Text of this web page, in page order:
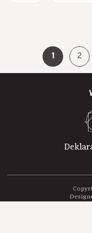
1 2